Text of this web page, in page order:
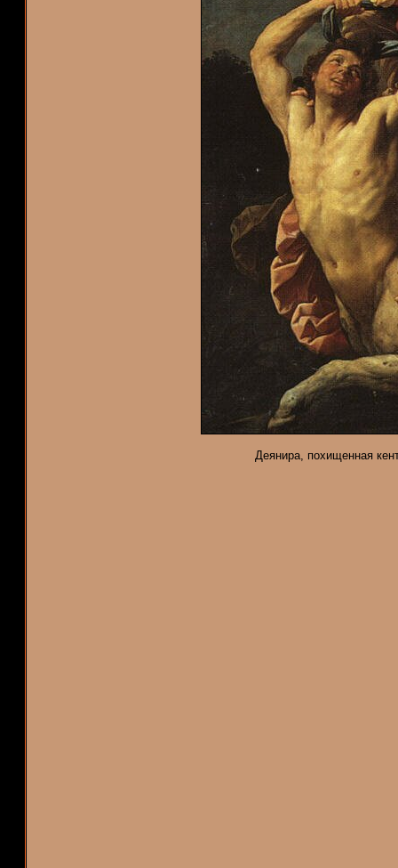
Деянира, похищенная